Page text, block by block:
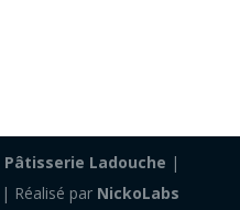
Pâtisserie Ladouche |
| Réalisé par NickoLabs